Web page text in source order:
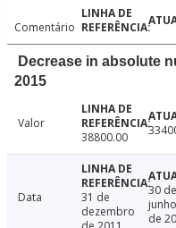
Comentário
Decrease in absolute
2015
Valor
38800.00
Data
31 de
dezembro
30 de
junho
de